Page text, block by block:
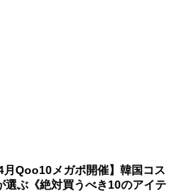
月Qoo10メガポ開催】韓国コス
選ぶ《絶対買うべき10のアイテ